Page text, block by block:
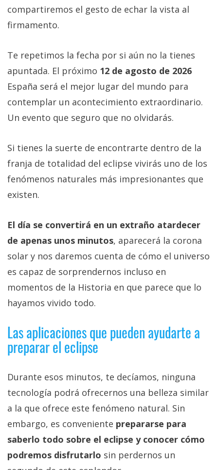
compartiremos el gesto de echar la vista al
firmamento.
Te repetimos la fecha por si aún no la tienes
apuntada. El próximo 12 de agosto de 2026
España será el mejor lugar del mundo para
contemplar un acontecimiento extraordinario.
Un evento que seguro que no olvidarás.
Si tienes la suerte de encontrarte dentro de la
franja de totalidad del eclipse vivirás uno de los
fenómenos naturales más impresionantes que
existen.
El día se convertirá en un extraño atardecer
de apenas unos minutos, aparecerá la corona
solar y nos daremos cuenta de cómo el universo
es capaz de sorprendernos incluso en
momentos de la Historia en que parece que lo
hayamos vivido todo.
Las aplicaciones que pueden ayudarte a
preparar el eclipse
Durante esos minutos, te decíamos, ninguna
tecnología podrá ofrecernos una belleza similar
a la que ofrece este fenómeno natural. Sin
embargo, es conveniente prepararse para
saberlo todo sobre el eclipse y conocer cómo
podremos disfrutarlo sin perdernos un